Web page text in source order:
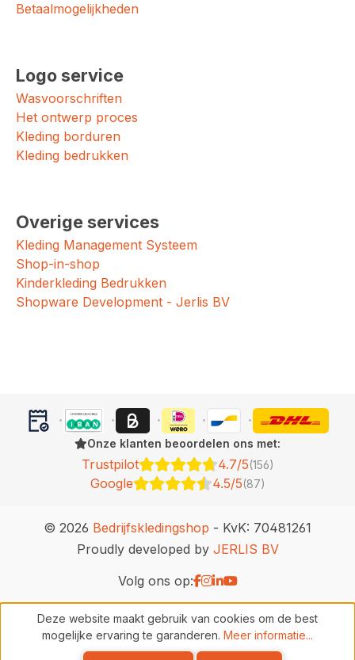
Betaalmogelijkheden
Logo service
Wasvoorschriften
Het ontwerp proces
Kleding borduren
Kleding bedrukken
Overige services
Kleding Management Systeem
Shop-in-shop
Kinderkleding Bedrukken
Shopware Development - Jerlis BV
Onze klanten beoordelen ons met:
Trustpilot 4.7/5(156)
Google 4.5/5(87)
© 2026 Bedrijfskledingshop - KvK: 70481261
Proudly developed by JERLIS BV
Volg ons op:
Deze website maakt gebruik van cookies om de best
mogelijke ervaring te garanderen. Meer informatie...